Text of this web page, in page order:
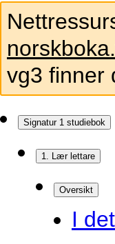
vg3 finner
Signatur 1 studiebok
1. Lær lettare
Oversikt
I